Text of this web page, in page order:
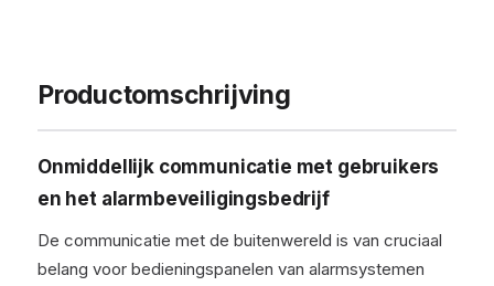
Productomschrijving
Onmiddellijk communicatie met gebruikers
en het alarmbeveiligingsbedrijf
De communicatie met de buitenwereld is van cruciaal
belang voor bedieningspanelen van alarmsystemen